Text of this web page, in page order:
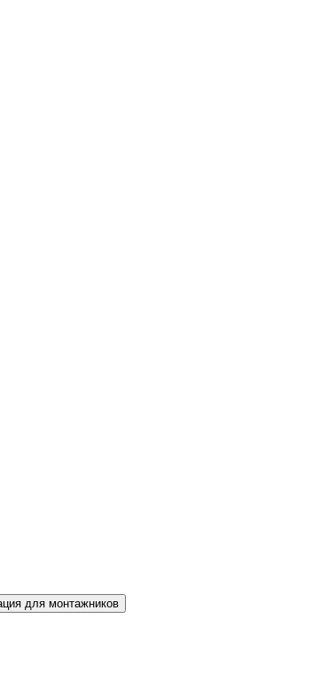
Регистрация для монтажников